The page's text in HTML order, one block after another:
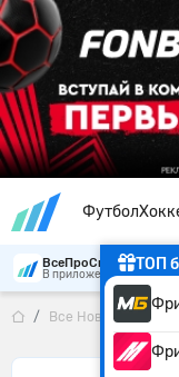
Футбол
ТОП
ВсеПроСпорт
В приложении удобнее
Все Новости